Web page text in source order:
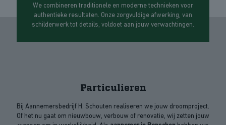
We combineren traditionele en moderne technieken voor
authentieke resultaten. Onze zorgvuldige afwerking, van
schilderwerk tot details, voldoet aan jouw verwachtingen.
Particulieren
Bij Aannemersbedrijf H. Schouten realiseren we jouw droomproject.
Of het nu gaat om nieuwbouw, verbouw of renovatie, wij zetten jouw